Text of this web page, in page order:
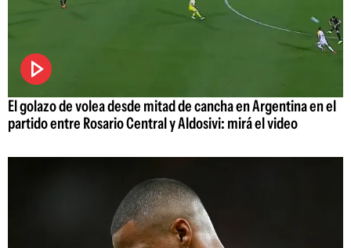
El golazo de volea desde mitad de cancha en Argentina en el
partido entre Rosario Central y Aldosivi: mirá el video